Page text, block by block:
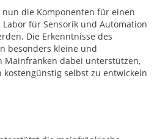
die Komponenten für einen
für Sensorik und Automation
Die Erkenntnisse des
besonders kleine und
Mainfranken dabei unterstützen,
kostengünstig selbst zu entwickeln